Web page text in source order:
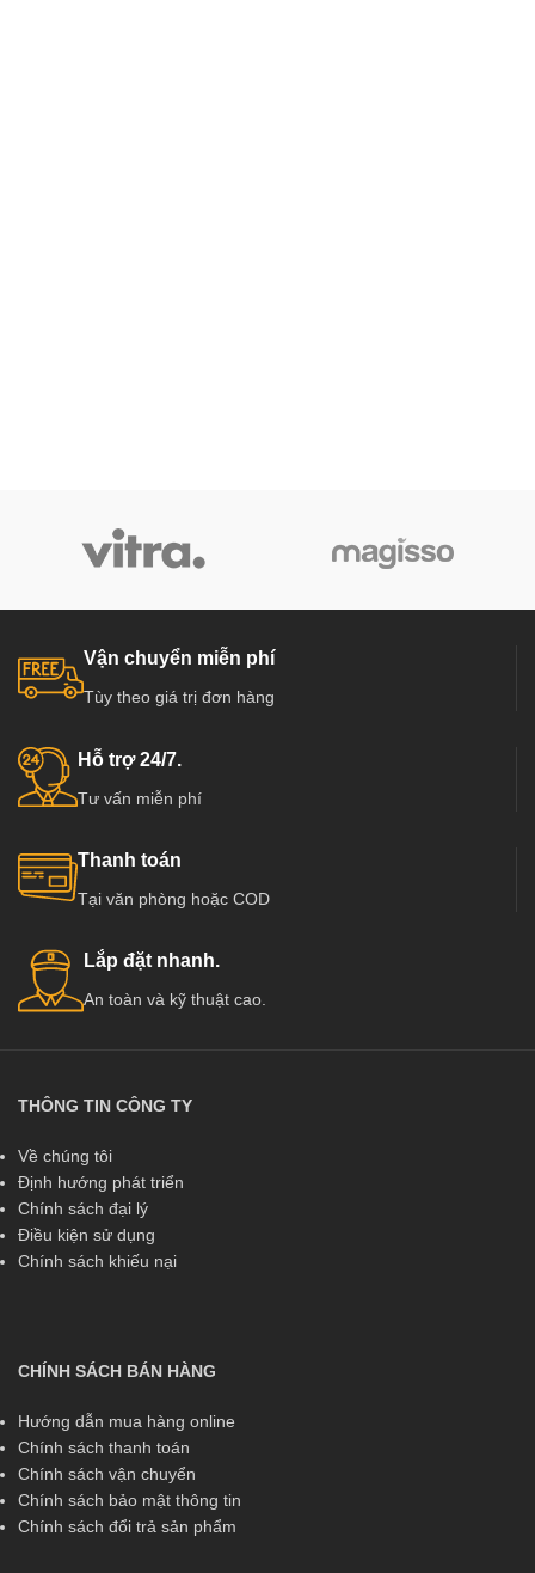
Vận chuyển miễn phí
Tùy theo giá trị đơn hàng
Hỗ trợ 24/7.
Tư vấn miễn phí
Thanh toán
Tại văn phòng hoặc COD
Lắp đặt nhanh.
An toàn và kỹ thuật cao.
THÔNG TIN CÔNG TY
Về chúng tôi
Định hướng phát triển
Chính sách đại lý
Điều kiện sử dụng
Chính sách khiếu nại
CHÍNH SÁCH BÁN HÀNG
Hướng dẫn mua hàng online
Chính sách thanh toán
Chính sách vận chuyển
Chính sách bảo mật thông tin
Chính sách đổi trả sản phẩm